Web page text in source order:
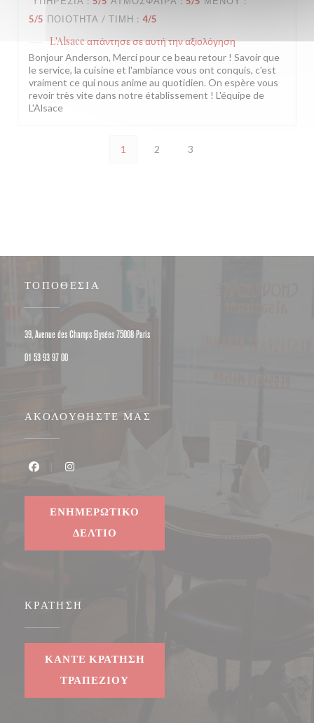
5/5 ΠΟΙΌΤΗΤΑ / ΤΙΜΉ : 4/5
L'Alsace απάντησε σε αυτή την αξιολόγηση
Bonjour Anderson, Merci pour ce beau retour ! Savoir que
le service, la cuisine et l'ambiance vous ont conquis, c'est
vraiment ce qui nous anime au quotidien. On espère vous
revoir très vite dans notre établissement ! L'équipe de
L'Alsace
1 2 3
ΤΟΠΟΘΕΣΊΑ
39, Avenue des Champs Elysées 75008 Paris((ανοίγει σε νέο παράθυρο))
01 53 93 97 00
ΑΚΟΛΟΥΘΉΣΤΕ ΜΑΣ
ΕΝΗΜΕΡΩΤΙΚΌ
ΔΕΛΤΊΟ
ΚΡΆΤΗΣΗ
ΚΆΝΤΕ ΚΡΆΤΗΣΗ
ΤΡΑΠΕΖΙΟΎ